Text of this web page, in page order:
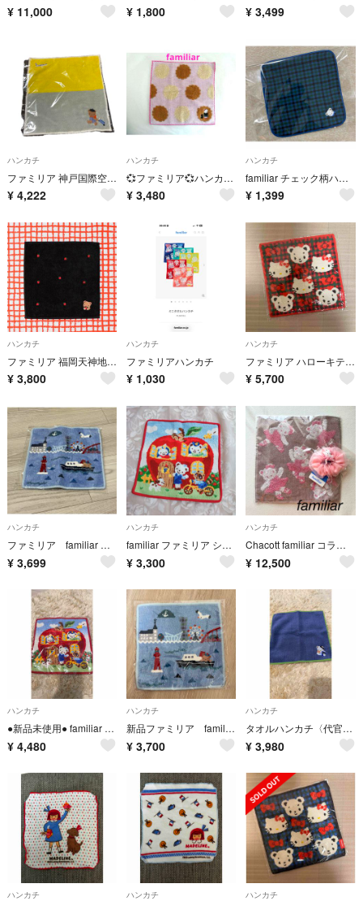
¥ 11,000 ¥ 1,800 ¥ 3,499
ハンカチ
ファミリア 神戸国際空港限定 ハンカチ 今治タオル 刺繍 黄色 イエロー グレー
¥ 4,222
ハンカチ
💞ファミリア💞ハンカチ〈Maman et Fille × ファミリア〉スィーツ
¥ 3,480
ハンカチ
familiar チェック柄ハンカチ ダークブルー
¥ 1,399
ハンカチ
ファミリア 福岡天神地下街店限定 タオルハンカチ
¥ 3,800
ハンカチ
ファミリアハンカチ
¥ 1,030
ハンカチ
ファミリア ハローキティ タオルハンカチ レッド
¥ 5,700
ハンカチ
ファミリア familiar シェニール ハンカチ 神戸本店 さんちか店 限定
¥ 3,699
ハンカチ
familiar ファミリア シェニール織りハンカチ りんごのおうち
¥ 3,300
ハンカチ
Chacott familiar コラボ 2点セット ハンカチ シュシュ
¥ 12,500
ハンカチ
●新品未使用● familiar ファミリア ハンカチ タオル シェニール織
¥ 4,480
ハンカチ
新品ファミリア familiar シェニール ハンカチ 神戸本店・さんちか店限定
¥ 3,700
ハンカチ
タオルハンカチ〈代官山店・広尾店限定〉
¥ 3,980
ハンカチ ハンカチ ハンカチ